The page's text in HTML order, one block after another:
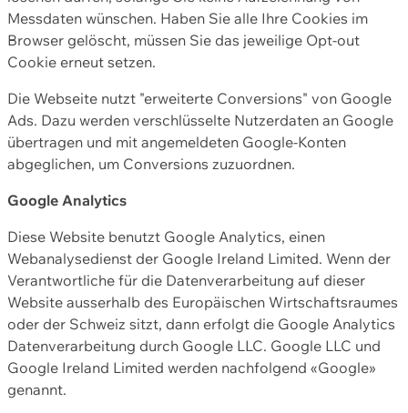
Messdaten wünschen. Haben Sie alle Ihre Cookies im
Browser gelöscht, müssen Sie das jeweilige Opt-out
Cookie erneut setzen.
Die Webseite nutzt "erweiterte Conversions" von Google
Ads. Dazu werden verschlüsselte Nutzerdaten an Google
übertragen und mit angemeldeten Google-Konten
abgeglichen, um Conversions zuzuordnen.
Google Analytics
Diese Website benutzt Google Analytics, einen
Webanalysedienst der Google Ireland Limited. Wenn der
Verantwortliche für die Datenverarbeitung auf dieser
Website ausserhalb des Europäischen Wirtschaftsraumes
oder der Schweiz sitzt, dann erfolgt die Google Analytics
Datenverarbeitung durch Google LLC. Google LLC und
Google Ireland Limited werden nachfolgend «Google»
genannt.